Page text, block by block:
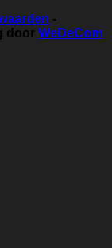
-
door WeDeCom